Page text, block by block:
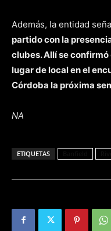
Además, la entidad
partido con la
clubes. Allí se
lugar de local en el
Córdoba la próxima
NA
ETIQUETAS